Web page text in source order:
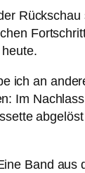
Rückschau
ich an
Im
Band aus